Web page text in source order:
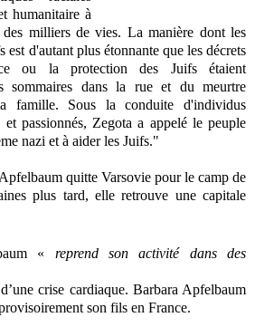
humanitaire à
milliers de vies. La manière dont les
est d'autant plus étonnante que les décrets
ou la protection des Juifs étaient
sommaires dans la rue et du meurtre
famille. Sous la conduite d'individus
et passionnés, Zegota a appelé le peuple
nazi et à aider les Juifs."
quitte Varsovie pour le camp de
plus tard, elle retrouve une capitale
« reprend son activité dans des
crise cardiaque. Barbara Apfelbaum
son fils en France.